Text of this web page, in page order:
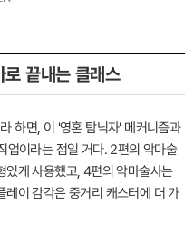
끝내는 클래스
하면, 이 '영혼 탐닉자' 메커니즘과
업이라는 점일 거다. 2편의 악마술
있게 사용했고, 4편의 악마술사는
이 감각은 중거리 캐스터에 더 가